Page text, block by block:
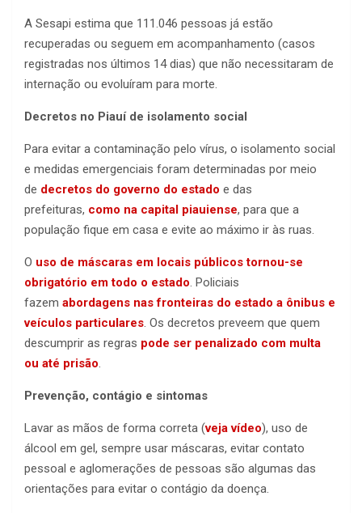
A Sesapi estima que 111.046 pessoas já estão
recuperadas ou seguem em acompanhamento (casos
registradas nos últimos 14 dias) que não necessitaram de
internação ou evoluíram para morte.
Decretos no Piauí de isolamento social
Para evitar a contaminação pelo vírus, o isolamento social
e medidas emergenciais foram determinadas por meio
de decretos do governo do estado e das
prefeituras, como na capital piauiense, para que a
população fique em casa e evite ao máximo ir às ruas.
O uso de máscaras em locais públicos tornou-se
obrigatório em todo o estado. Policiais
fazem abordagens nas fronteiras do estado a ônibus e
veículos particulares. Os decretos preveem que quem
descumprir as regras pode ser penalizado com multa
ou até prisão.
Prevenção, contágio e sintomas
Lavar as mãos de forma correta (veja vídeo), uso de
álcool em gel, sempre usar máscaras, evitar contato
pessoal e aglomerações de pessoas são algumas das
orientações para evitar o contágio da doença.